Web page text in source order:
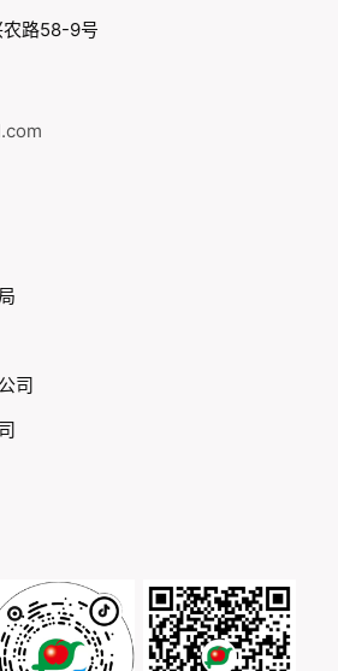
农路58-9号
司